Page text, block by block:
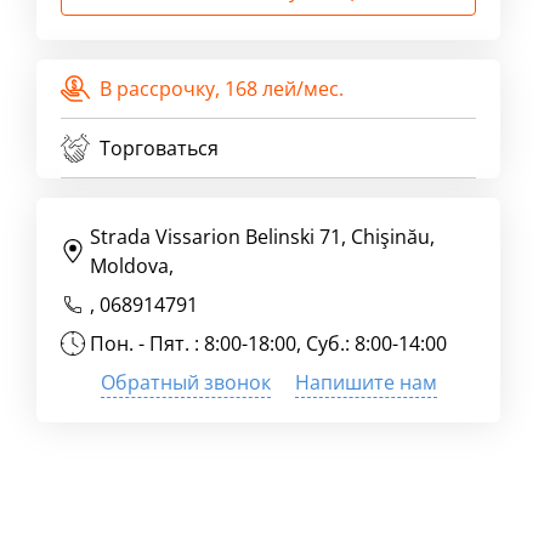
В рассрочку, 168 лей/мес.
Торговаться
Strada Vissarion Belinski 71, Chişinău,
Moldova,
, 068914791
Пон. - Пят. : 8:00-18:00, Суб.: 8:00-14:00
Обратный звонок
Напишите нам